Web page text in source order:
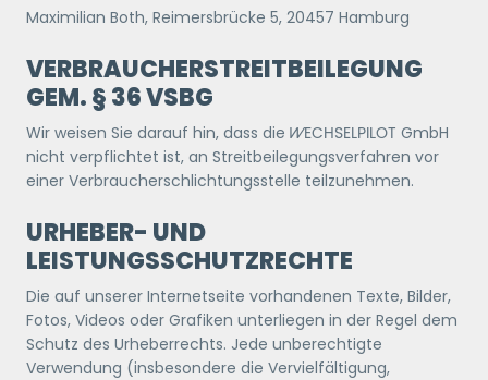
Maximilian Both, Reimersbrücke 5, 20457 Hamburg
VERBRAUCHERSTREITBEILEGUNG
GEM. § 36 VSBG
Wir weisen Sie darauf hin, dass die WECHSELPILOT GmbH
nicht verpflichtet ist, an Streitbeilegungsverfahren vor
einer Verbraucherschlichtungsstelle teilzunehmen.
URHEBER- UND
LEISTUNGSSCHUTZRECHTE
Die auf unserer Internetseite vorhandenen Texte, Bilder,
Fotos, Videos oder Grafiken unterliegen in der Regel dem
Schutz des Urheberrechts. Jede unberechtigte
Verwendung (insbesondere die Vervielfältigung,